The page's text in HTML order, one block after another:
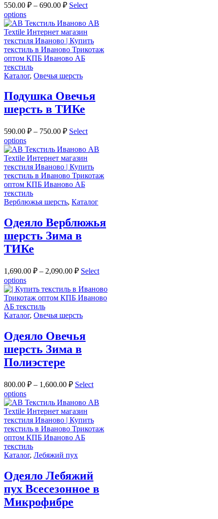
550.00 ₽ – 690.00 ₽ Select
options
Каталог, Овечья шерсть
Подушка Овечья
шерсть в ТИКе
590.00 ₽ – 750.00 ₽ Select
options
Верблюжья шерсть, Каталог
Одеяло Верблюжья
шерсть Зима в
ТИКе
1,690.00 ₽ – 2,090.00 ₽ Select
options
Каталог, Овечья шерсть
Одеяло Овечья
шерсть Зима в
Полиэстере
800.00 ₽ – 1,600.00 ₽ Select
options
Каталог, Лебяжий пух
Одеяло Лебяжий
пух Всесезонное в
Микрофибре